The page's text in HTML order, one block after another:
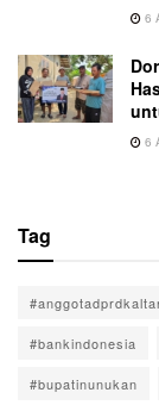
6
6
Tag
#bankindonesia
#bupatinunukan